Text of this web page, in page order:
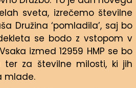
sveta, izrečemo številne
Družina ‘pomladila’, saj bo
se bodo z vstopom v
izmed 12959 HMP se bo
ter za številne milosti, ki jih
mlade.